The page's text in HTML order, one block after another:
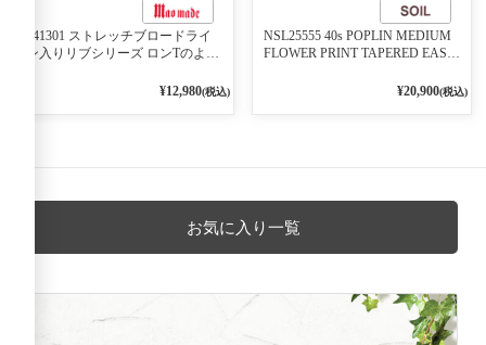
541301 ストレッチブロードライ
ン入りリブシリーズ ロンTのよう
プルオーバー 79ネイビー¥12,980(税込)
NSL25555 40s POPLIN MEDIUM
FLOWER PRINT TAPERED EASY
¥20,900(税込)
お気に入り一覧